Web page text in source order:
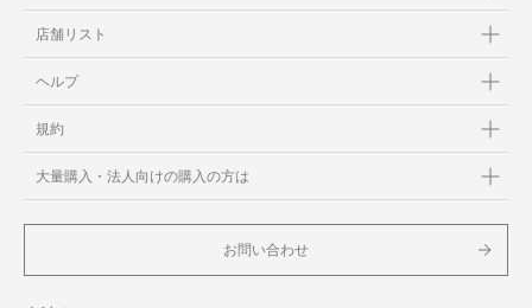
店舗リスト
ヘルプ
規約
大量購入・法人向けの購入の方は
お問い合わせ